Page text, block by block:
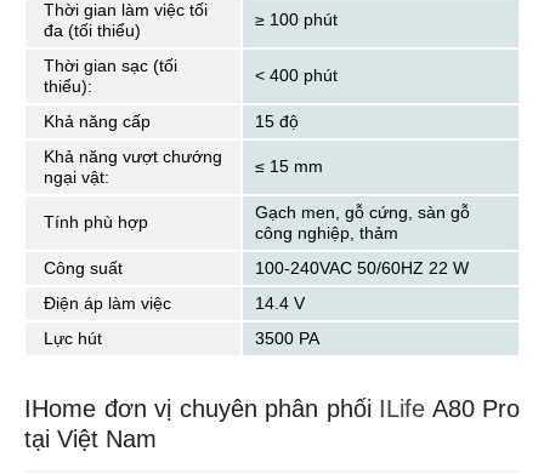
Thời gian làm việc tối
đa (tối thiểu)
≥ 100 phút
Thời gian sạc (tối
thiểu):
< 400 phút
Khả năng cấp
15 độ
Khả năng vượt chướng
ngại vật:
≤ 15 mm
Tính phù hợp
Gạch men, gỗ cứng, sàn gỗ
công nghiệp, thảm
Công suất
100-240VAC 50/60HZ 22 W
Điện áp làm việc
14.4 V
Lực hút
3500 PA
IHome đơn vị chuyên phân phối ILife A80 Pro
tại Việt Nam